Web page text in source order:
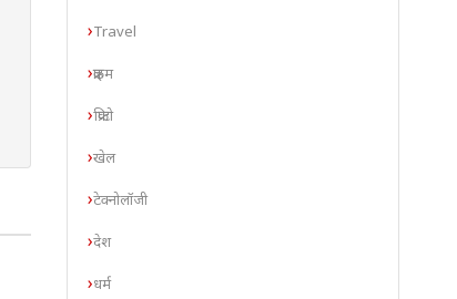
Travel
क्राइम
क्रिप्टो
खेल
टेक्नोलॉजी
देश
धर्म